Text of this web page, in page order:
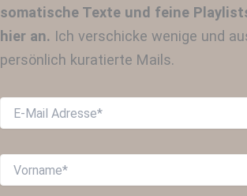
somatische Texte und feine
hier an. Ich verschicke wenige und
persönlich kuratierte Mails.